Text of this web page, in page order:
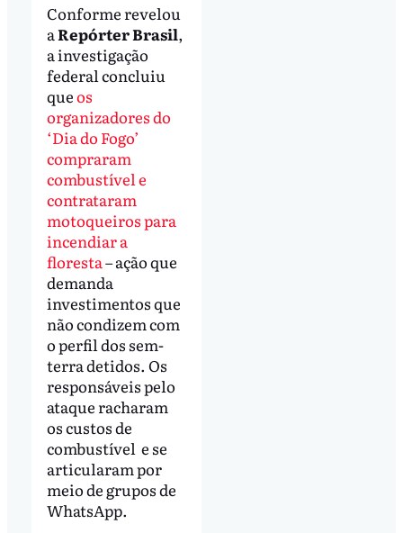
Conforme revelou
aRepórter Brasil,
a investigação
federal concluiu
queos
organizadores do
‘Dia do Fogo’
compraram
combustível e
contrataram
motoqueiros para
incendiar a
floresta– ação que
demanda
investimentos que
não condizem com
o perfil dos sem-
terra detidos. Os
responsáveis pelo
ataque racharam
os custos de
combustível e se
articularam por
meio de grupos de
WhatsApp.